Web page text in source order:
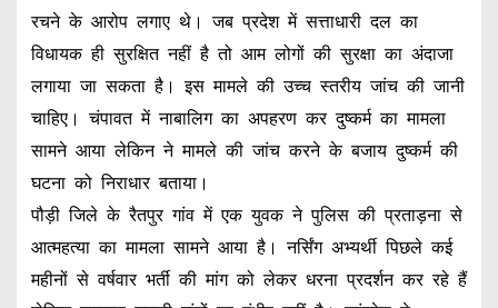
रचने के आरोप लगाए थे। जब प्रदेश में सत्ताधारी दल का
विधायक ही सुरक्षित नहीं है तो आम लोगों की सुरक्षा का अंदाजा
लगाया जा सकता है। इस मामले की उच्च स्तरीय जांच की जानी
चाहिए। चंपावत में नाबालिग का अपहरण कर दुष्कर्म का मामला
सामने आया लेकिन ने मामले की जांच करने के बजाय दुष्कर्म की
घटना को निराधार बताया।
पौड़ी जिले के रैतपुर गांव में एक युवक ने पुलिस की प्रताड़ना से
आत्महत्या का मामला सामने आया है। नर्सिंग अभ्यर्थी पिछले कई
महीनों से वर्षवार भर्ती की मांग को लेकर धरना प्रदर्शन कर रहे हैं